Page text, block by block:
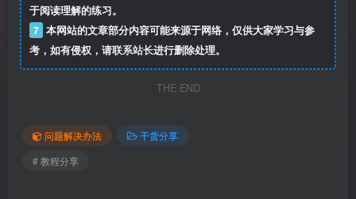
于阅读理解的练习。
7 本网站的文章部分内容可能来源于网络，仅供大家学习与参
考，如有侵权，请联系站长进行删除处理。
THE END
问题解决办法
干货分享
# 教程分享